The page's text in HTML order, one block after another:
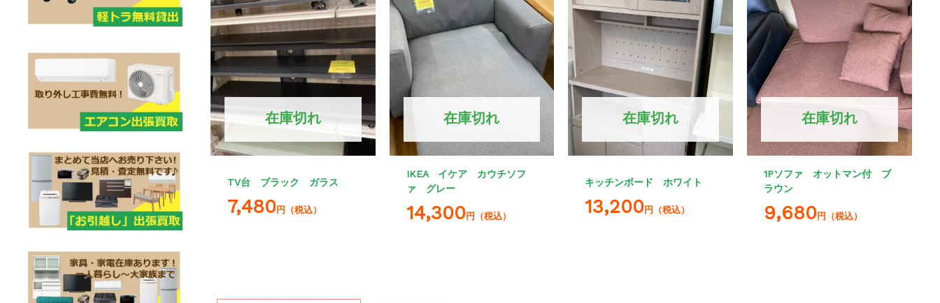
在庫切れ
TV台 ブラック ガラス
7,480円（税込）
在庫切れ
IKEA イケア カウチソフ
ァ グレー
14,300円（税込）
在庫切れ
キッチンボード ホワイト
13,200円（税込）
在庫切れ
1Pソファ オットマン付 ブ
ラウン
9,680円（税込）